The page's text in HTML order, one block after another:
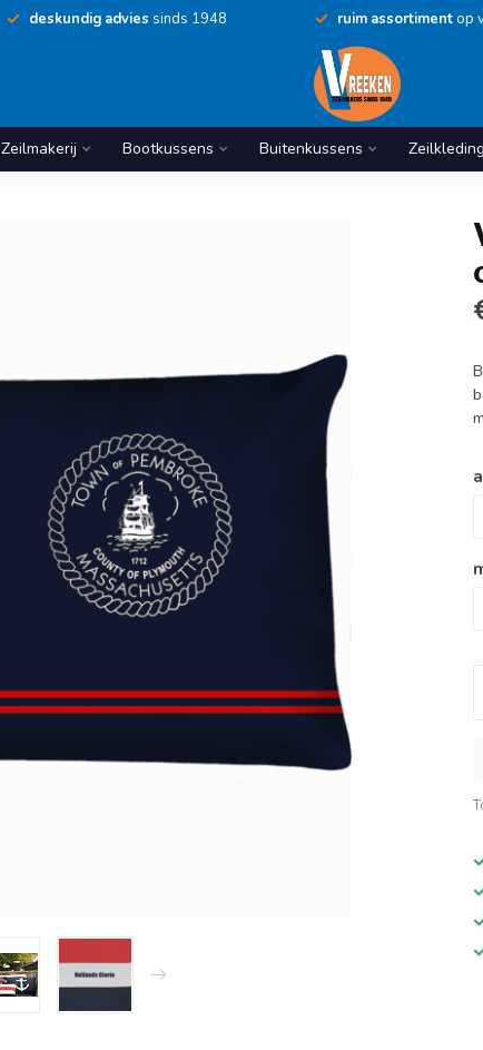
deskundig advies sinds 1948 ruim assortimentop
Zeilmakerij Bootkussens Buitenkussens Zeilkleding